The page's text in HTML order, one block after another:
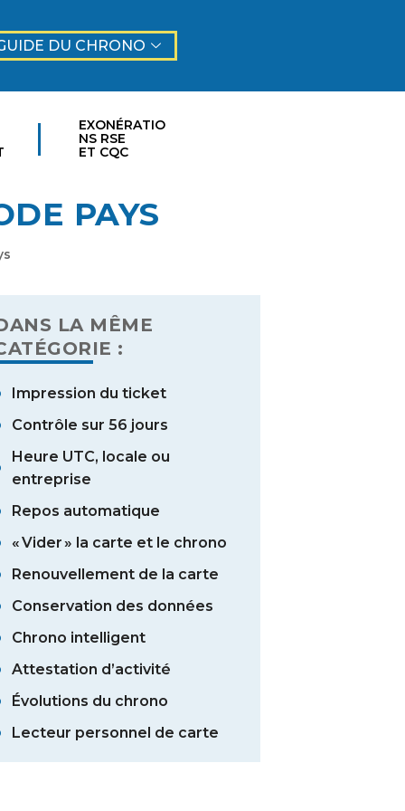
DU CHRONO
EXONÉRATIO
NS RSE
ET CQC
PAYS
LA MÊME
:
Impression du ticket
Contrôle sur 56 jours
Heure UTC, locale ou
entreprise
Repos automatique
« Vider » la carte et le chrono
Renouvellement de la carte
Conservation des données
Chrono intelligent
Attestation d’activité
Évolutions du chrono
Lecteur personnel de carte